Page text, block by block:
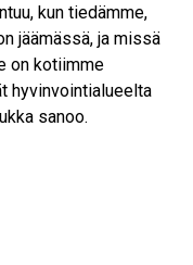
kun tiedämme,
jäämässä, ja missä
on kotiimme
hyvinvointialueelta
sanoo.